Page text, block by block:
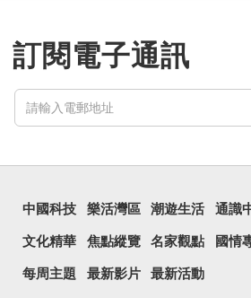
訂閱電子通訊
中國科技 樂活灣區 潮遊生活 通識
文化精華 焦點縱覽 名家觀點 國情
每周主題 最新影片 最新活動